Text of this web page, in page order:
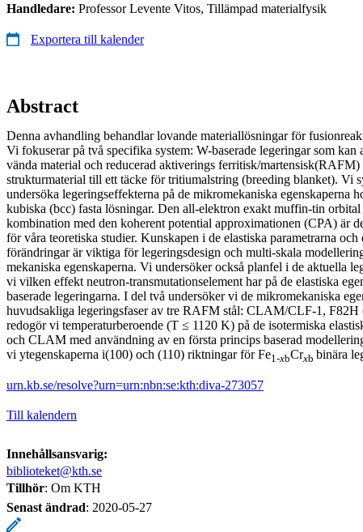
Handledare: Professor Levente Vitos, Tillämpad materialfysik
Exportera till kalender
Abstract
Denna avhandling behandlar lovande materiallösningar för
Vi fokuserar på två specifika system: W-baserade legeringar som kan
vända material och reducerad aktiverings ferritisk/martensisk(RAFM)
strukturmaterial till ett täcke för tritiumalstring (breeding blanket). Vi
undersöka legeringseffekterna på de mikromekaniska egenskaperna
kubiska (bcc) fasta lösningar. Den all-elektron exakt muffin-tin
kombination med den koherent potential approximationen (CPA) är
för våra teoretiska studier. Kunskapen i de elastiska parametrarna och
förändringar är viktiga för legeringsdesign och multi-skala
mekaniska egenskaperna. Vi undersöker också planfel i de aktuella
vi vilken effekt neutron-transmutationselement har på de elastiska
baserade legeringarna. I del två undersöker vi de mikromekaniska
huvudsakliga legeringsfaser av tre RAFM stål: CLAM/CLF-1,
redogör vi temperaturberoende (T ≤ 1120 K) på de isotermiska
och CLAM med användning av en första princips baserad
vi ytegenskaperna i(100) och (110) riktningar för Fe1 -xbCrxb binära
urn.kb.se/resolve?urn=urn:nbn:se:kth:diva-273057
Till kalendern
Innehållsansvarig:
biblioteket@kth.se
Tillhör: Om KTH
Senast ändrad: 2020-05-27